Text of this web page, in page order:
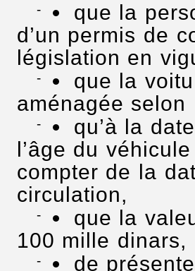
que la
d’un permis de
législation en
que la
aménagée selon
qu’à la
l’âge du
compter de la
circulation,
que la
100 mille dinars,
de